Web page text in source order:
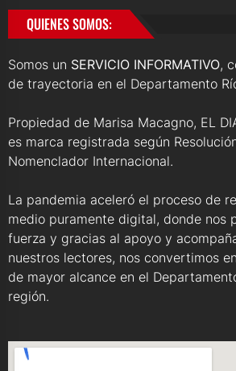
QUIENES SOMOS:
Somos un SERVICIO INFORMATIVO,
de trayectoria en el Departamento
Propiedad de Marisa Macagno, EL
es marca registrada según
Nomenclador Internacional.
La pandemia aceleró el proceso de
medio puramente digital, donde nos
fuerza y gracias al apoyo y
nuestros lectores, nos convertimos
de mayor alcance en el
región.